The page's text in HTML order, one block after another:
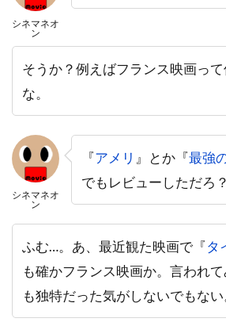
トーマス・タル
トーマス・マッカーシー
ト
トーマス・ミッチェル
トー
ドナルド・サザーランド
ドナルド・ダック・ダン
ド
ドナルド・プレザンス
ドナ
ドノヴァン・スコット
シネマネオ
ン
そうか？例えばフランス映画っ
な。
シネマネオ
ン
『アメリ 』とか『最強
でもレビューしただろ？
ふむ…。あ、最近観た映画で『タ
も確かフランス映画か。言われ
も独特だった気がしないでもない